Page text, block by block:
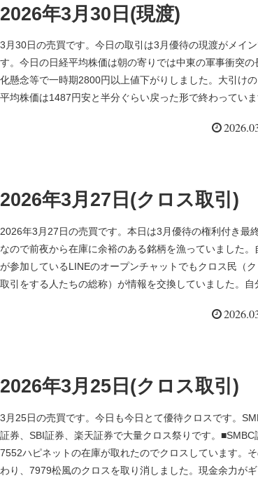
2026年3月30日(現渡)
3月30日の売買です。今日の取引は3月優待の現渡がメイ
す。今日の日経平均株価は朝の寄りでは中東の軍事衝突の
化懸念等で一時期2800円以上値下がりしました。大引け
平均株価は1487円安と半分ぐらい戻った形で終わっていま
2026年3月27日(クロス取引)
2026年3月27日の売買です。本日は3月優待の権利付き最
なので前夜から在庫に余裕のある銘柄を漁っていました。
が参加しているLINEのオープンチャットでもクロス民（ク
取引をする人たちの総称）が情報を交換していました。自
2026年3月25日(クロス取引)
3月25日の売買です。今日も今日とて優待クロスです。
証券、SBI証券、楽天証券で大量クロス祭りです。■SMBC
7552ハピネットの在庫が取れたのでクロスしています。
わり、7979松風のクロスを取り消しました。現金余力がギ